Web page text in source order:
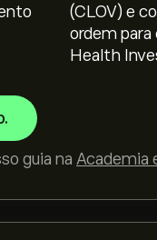
(CLOV) e
ordem
Health
guia na Academia